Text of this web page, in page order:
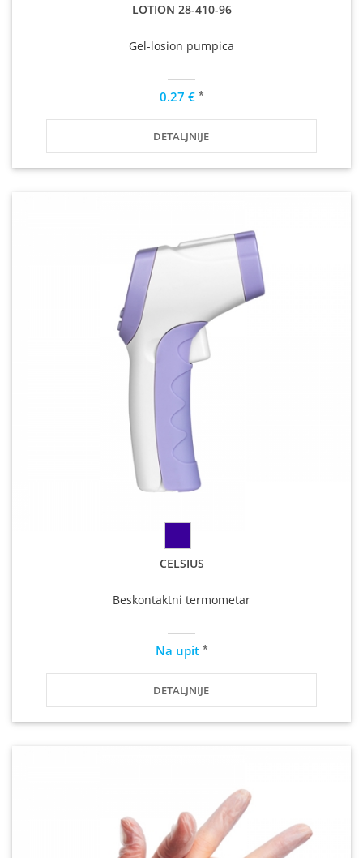
LOTION 28-410-96
Gel-losion pumpica
0.27 € *
DETALJNIJE
CELSIUS
Beskontaktni termometar
Na upit *
DETALJNIJE